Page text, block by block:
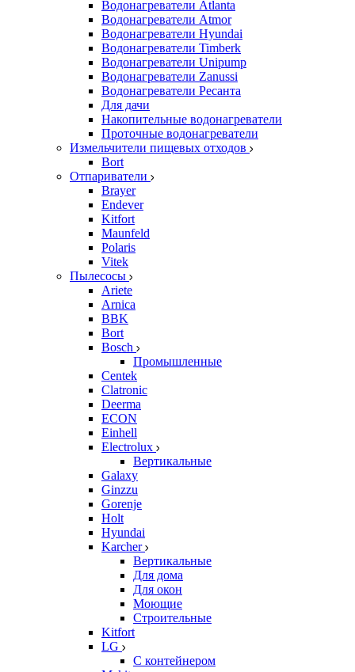
Водонагреватели Atlanta
Водонагреватели Atmor
Водонагреватели Hyundai
Водонагреватели Timberk
Водонагреватели Unipump
Водонагреватели Zanussi
Водонагреватели Ресанта
Для дачи
Накопительные водонагреватели
Проточные водонагреватели
Измельчители пищевых отходов
Bort
Отпариватели
Brayer
Endever
Kitfort
Maunfeld
Polaris
Vitek
Пылесосы
Ariete
Arnica
BBK
Bort
Bosch
Промышленные
Centek
Clatronic
Deerma
ECON
Einhell
Electrolux
Вертикальные
Galaxy
Ginzzu
Gorenje
Holt
Hyundai
Karcher
Вертикальные
Для дома
Для окон
Моющие
Строительные
Kitfort
LG
С контейнером